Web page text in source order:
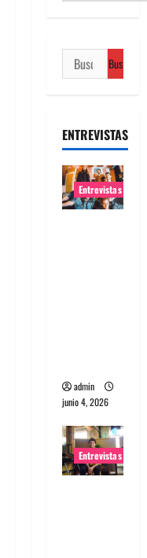
Buscar:
ENTREVISTAS
Entrevistas
admin
junio 4, 2026
Entrevistas